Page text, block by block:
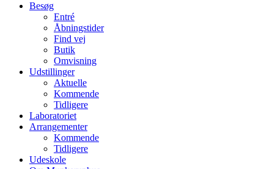
Besøg
Entré
Åbningstider
Find vej
Butik
Omvisning
Udstillinger
Aktuelle
Kommende
Tidligere
Laboratoriet
Arrangementer
Kommende
Tidligere
Udeskole